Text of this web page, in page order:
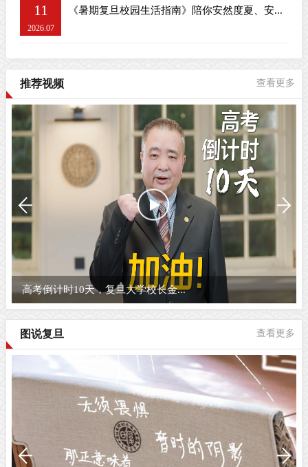
11
2026.07
《暑期复旦校园生活指南》陪你安然度夏、安...
推荐视频 查看更多
高考倒计时10天，复旦大学校长金...
图说复旦 查看更多